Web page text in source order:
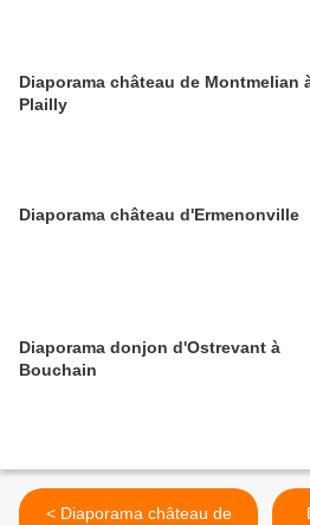
Diaporama château de Montmelian
Plailly
Diaporama château d'Ermenonville
Diaporama donjon d'Ostrevant à
Bouchain
< Diaporama château de